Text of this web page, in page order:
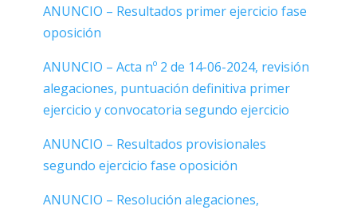
ANUNCIO – Resultados primer ejercicio fase
oposición
ANUNCIO – Acta nº 2 de 14-06-2024, revisión
alegaciones, puntuación definitiva primer
ejercicio y convocatoria segundo ejercicio
ANUNCIO – Resultados provisionales
segundo ejercicio fase oposición
ANUNCIO – Resolución alegaciones,